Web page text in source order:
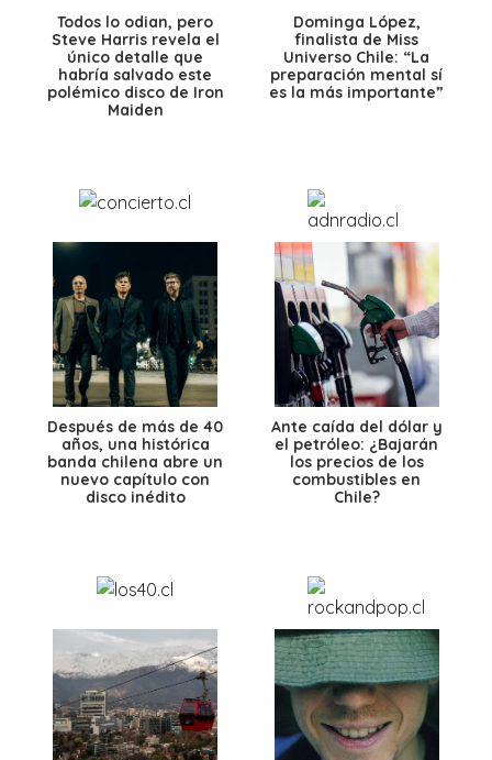
Todos lo odian, pero
Steve Harris revela el
único detalle que
habría salvado este
polémico disco de Iron
Maiden
Dominga López,
finalista de Miss
Universo Chile: “La
preparación mental sí
es la más importante”
Después de más de 40
años, una histórica
banda chilena abre un
nuevo capítulo con
disco inédito
Ante caída del dólar y
el petróleo: ¿Bajarán
los precios de los
combustibles en
Chile?